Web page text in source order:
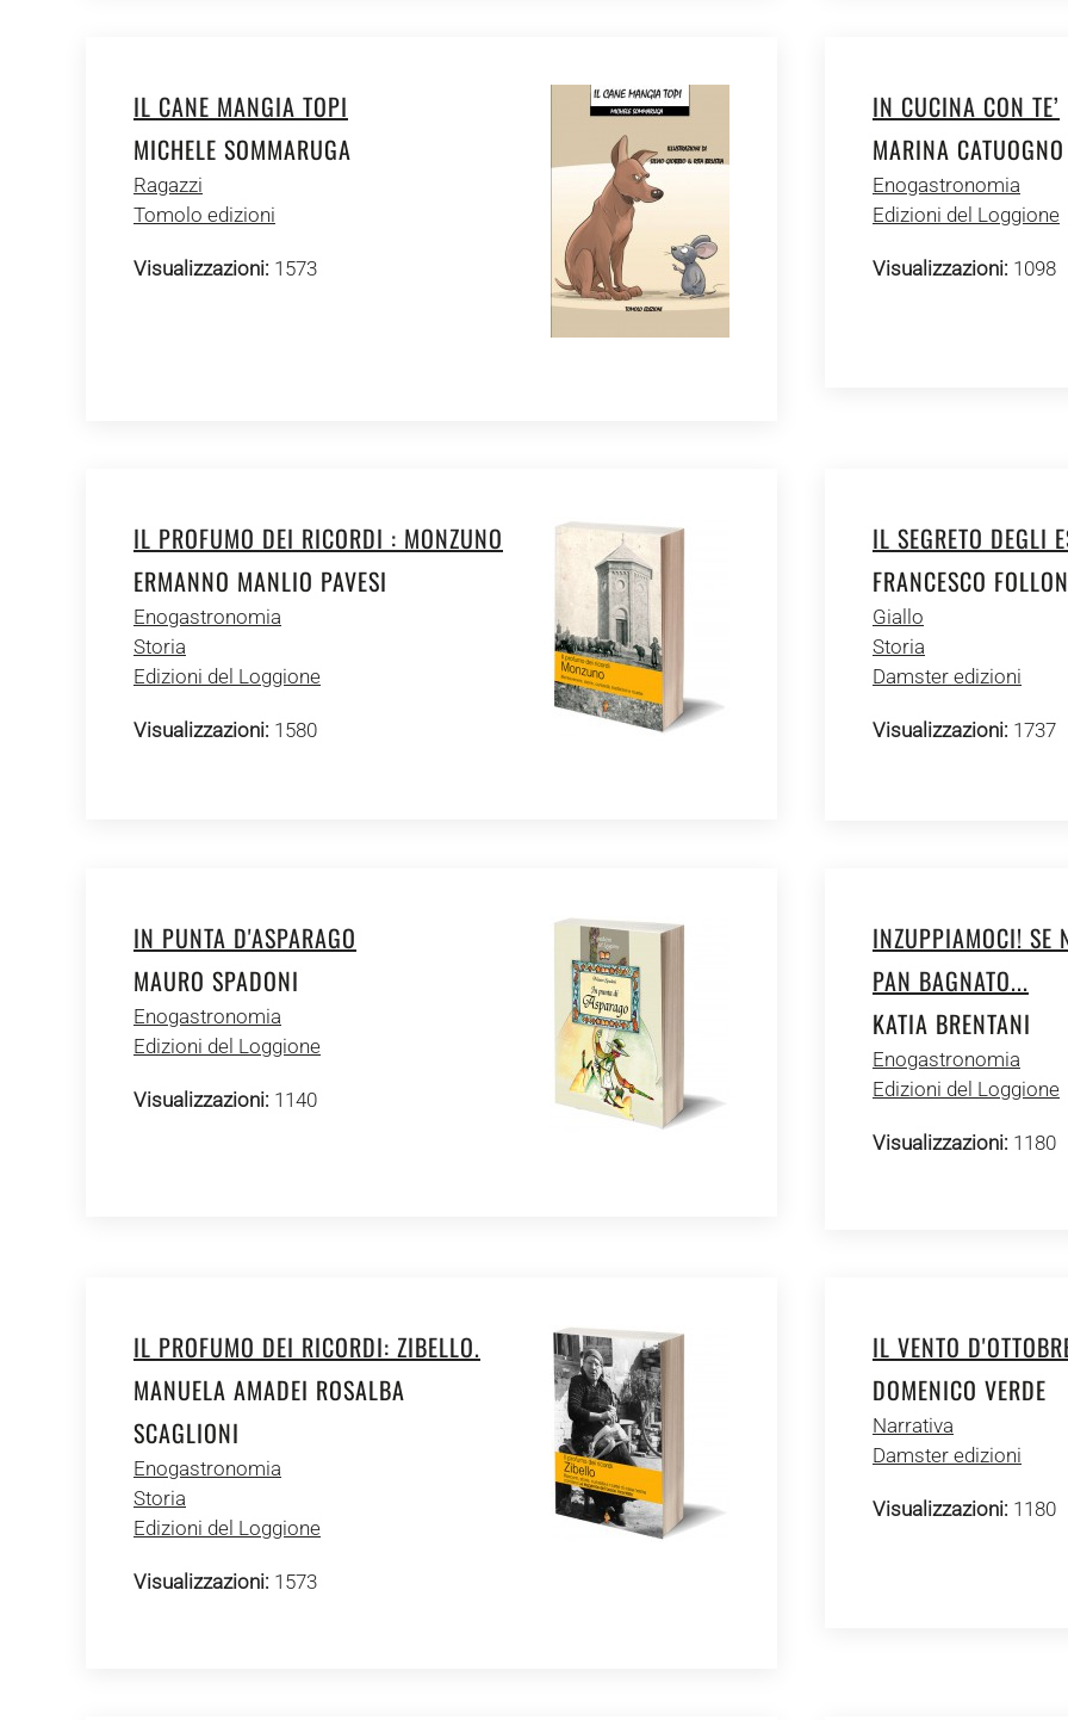
IL CANE MANGIA TOPI
MICHELE SOMMARUGA
Ragazzi
Tomolo edizioni
Visualizzazioni: 1573
IN CUCINA CON TE’
MARINA CATUOGNO
Enogastronomia
Edizioni del Loggione
Visualizzazioni: 1098
IL PROFUMO DEI RICORDI : MONZUNO
ERMANNO MANLIO PAVESI
Enogastronomia
Storia
Edizioni del Loggione
Visualizzazioni: 1580
IL SEGRETO DEGLI
FRANCESCO
Giallo
Storia
Damster edizioni
Visualizzazioni: 1737
IN PUNTA D'ASPARAGO
MAURO SPADONI
Enogastronomia
Edizioni del Loggione
Visualizzazioni: 1140
INZUPPIAMOCI! SE
PAN BAGNATO...
KATIA BRENTANI
Enogastronomia
Edizioni del Loggione
Visualizzazioni: 1180
IL PROFUMO DEI RICORDI: ZIBELLO.
MANUELA AMADEI ROSALBA
SCAGLIONI
Enogastronomia
Storia
Edizioni del Loggione
Visualizzazioni: 1573
IL VENTO
DOMENICO VERDE
Narrativa
Damster edizioni
Visualizzazioni: 1180